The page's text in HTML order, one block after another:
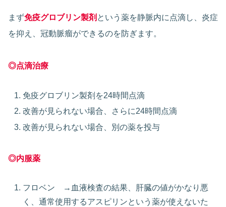
まず免疫グロブリン製剤 という薬を静脈内に点滴し、炎症
を抑え、冠動脈瘤ができるのを防ぎます。
◎点滴治療
免疫グロブリン製剤を24時間点滴
改善が見られない場合、さらに24時間点滴
改善が見られない場合、別の薬を投与
◎内服薬
フロベン →血液検査の結果、肝臓の値がかなり悪
く、通常使用するアスピリンという薬が使えないた